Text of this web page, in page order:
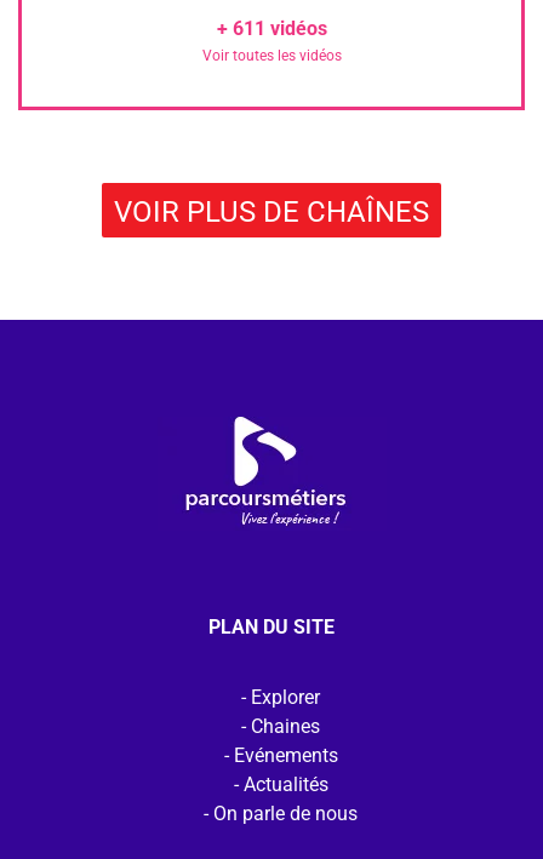
+ 611 vidéos
Voir toutes les vidéos
VOIR PLUS DE CHAÎNES
PLAN DU SITE
Explorer
Chaines
Evénements
Actualités
On parle de nous